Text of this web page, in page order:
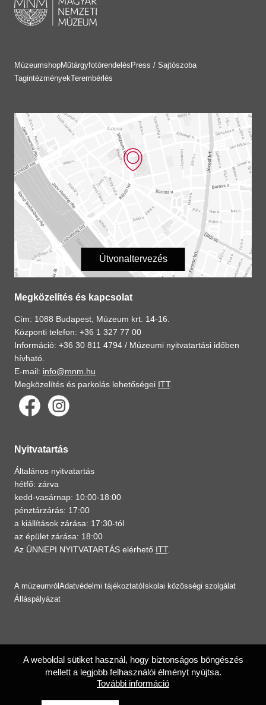
MúzeumshopMűtárgyfotórendelés Press / Sajtószoba
TagintézményekTerembérlés
Útvonaltervezés
Megközelítés és kapcsolat
Cím: 1088 Budapest, Múzeum krt. 14-16.
Központi telefon: +36 1 327 77 00
Információ: +36 30 811 4794 / Múzeumi nyitvatartási időben
hívható.
E-mail: info@mnm.hu
Megközelítés és parkolás lehetőségei ITT.
Nyitvatartás
Általános nyitvatartás
hétfő: zárva
kedd-vasárnap: 10:00-18:00
pénztárzárás: 17:00
a kiállítások zárása: 17:30-tól
az épület zárása: 18:00
Az ÜNNEPI NYITVATARTÁS elérhető ITT.
A múzeumról Adatvédelmi tájékoztató Iskolai közösségi szolgálat
Álláspályázat
A weboldal sütiket használ, hogy biztonságos böngészés
mellett a legjobb felhasználói élményt nyújtsa.
További információ